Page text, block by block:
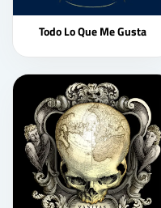
Todo Lo Que Me Gusta